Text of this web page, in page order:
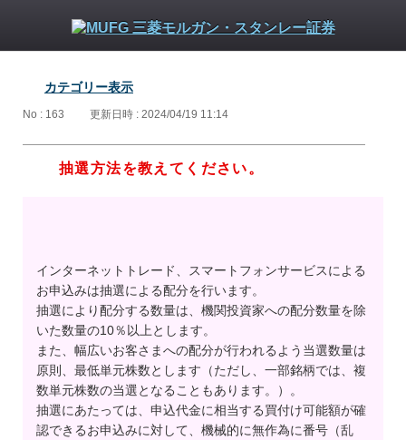
カテゴリー表示
No : 163 更新日時 : 2024/04/19 11:14
抽選方法を教えてください。
インターネットトレード、スマートフォンサービスによる
お申込みは抽選による配分を行います。
抽選により配分する数量は、機関投資家への配分数量を除
いた数量の10％以上とします。
また、幅広いお客さまへの配分が行われるよう当選数量は
原則、最低単元株数とします（ただし、一部銘柄では、複
数単元株数の当選となることもあります。）。
抽選にあたっては、申込代金に相当する買付け可能額が確
認できるお申込みに対して、機械的に無作為に番号（乱